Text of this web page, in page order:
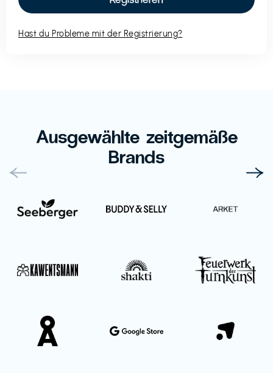
Hast du Probleme mit der Registrierung?
Ausgewählte zeitgemäße
Brands